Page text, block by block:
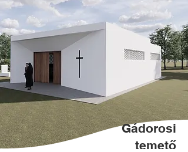
Gádorosi
temető